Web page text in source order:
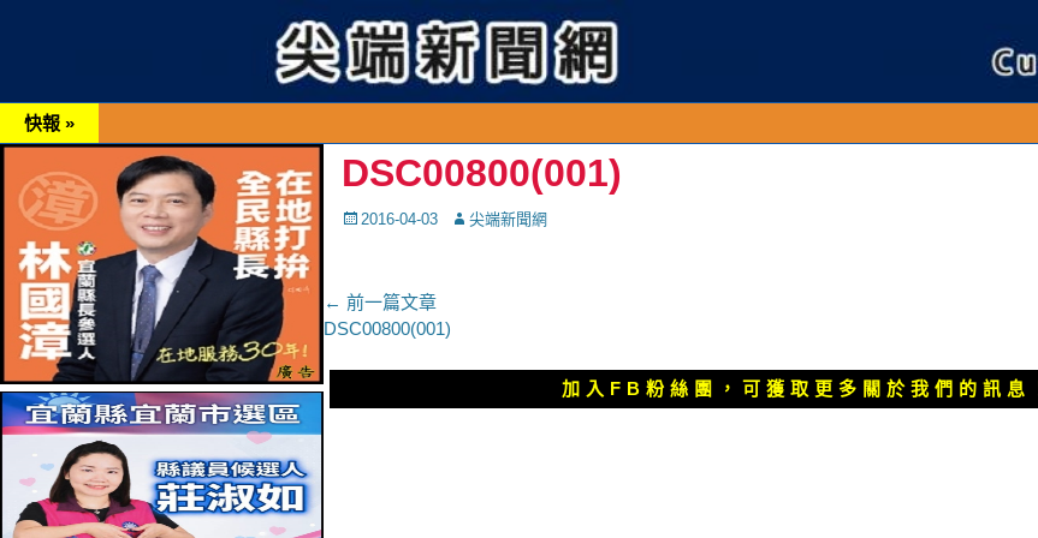
快報 » 連續假
DSC00800(001)
Posted
2016-04-03 Autor尖端新聞網
文
章
導
← 前一篇文章
上
篇
文
DSC00800(001)
加入FB粉絲團，可獲取更多關於我們的訊息